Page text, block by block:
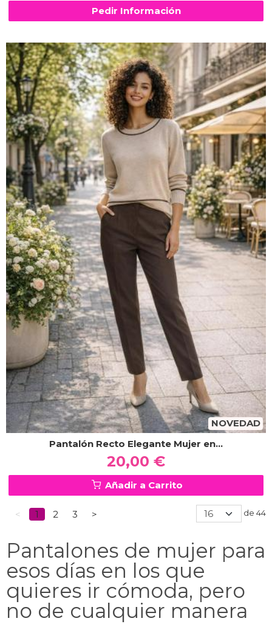
Pedir Información
NOVEDAD
Pantalón Recto Elegante Mujer en...
20,00 €
Añadir a Carrito
< 1 2 3 > de 44
Pantalones de mujer para
esos días en los que
quieres ir cómoda, pero
no de cualquier manera